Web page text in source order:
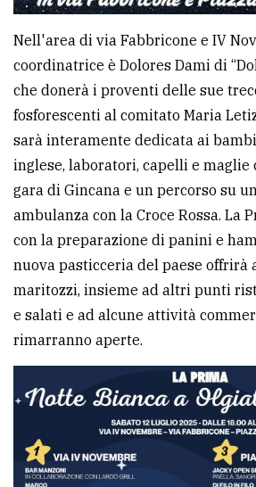
Nell'area di via Fabbricone e IV
coordinatrice è Dolores Dami di
che donerà i proventi delle sue
fosforescenti al comitato Maria
sarà interamente dedicata ai
inglese, laboratori, capelli e maglie
gara di Gincana e un percorso su
ambulanza con la Croce Rossa. La
con la preparazione di panini e
nuova pasticceria del paese offrirà
maritozzi, insieme ad altri punti
e salati e ad alcune attività
rimarranno aperte.